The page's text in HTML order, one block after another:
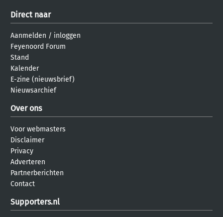
Direct naar
Aanmelden / inloggen
Feyenoord Forum
Stand
Kalender
E-zine (nieuwsbrief)
Nieuwsarchief
Over ons
Voor webmasters
Disclaimer
Privacy
Adverteren
Partnerberichten
Contact
Supporters.nl